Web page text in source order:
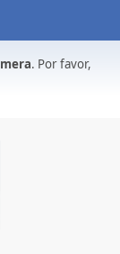
. Por favor,